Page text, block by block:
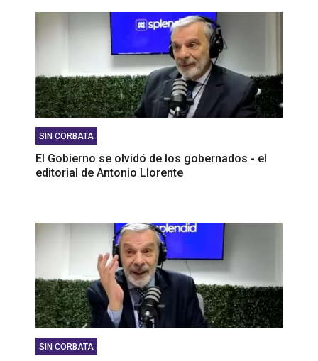
SIN CORBATA
El Gobierno se olvidó de los gobernados - el
editorial de Antonio Llorente
SIN CORBATA